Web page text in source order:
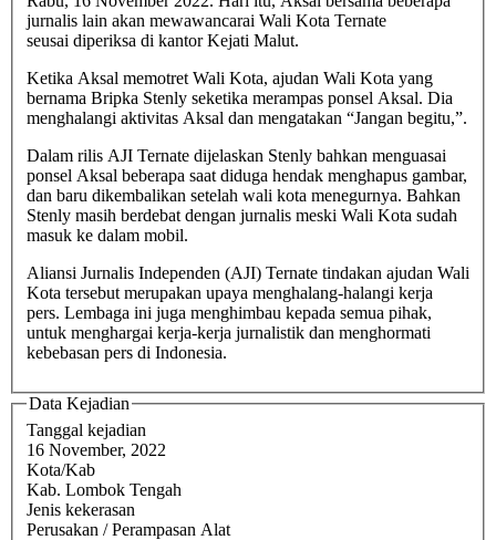
jurnalis lain akan mewawancarai Wali Kota Ternate
seusai diperiksa di kantor Kejati Malut.
Ketika Aksal memotret Wali Kota, ajudan Wali Kota yang
bernama Bripka Stenly seketika merampas ponsel Aksal. Dia
menghalangi aktivitas Aksal dan mengatakan “Jangan begitu,”.
Dalam rilis AJI Ternate dijelaskan Stenly bahkan menguasai
ponsel Aksal beberapa saat diduga hendak menghapus gambar,
dan baru dikembalikan setelah wali kota menegurnya. Bahkan
Stenly masih berdebat dengan jurnalis meski Wali Kota sudah
masuk ke dalam mobil.
Aliansi Jurnalis Independen (AJI) Ternate tindakan ajudan Wali
Kota tersebut merupakan upaya menghalang-halangi kerja
pers. Lembaga ini juga menghimbau kepada semua pihak,
untuk menghargai kerja-kerja jurnalistik dan menghormati
kebebasan pers di Indonesia.
Data Kejadian
Tanggal kejadian
16 November, 2022
Kota/Kab
Kab. Lombok Tengah
Jenis kekerasan
Perusakan / Perampasan Alat